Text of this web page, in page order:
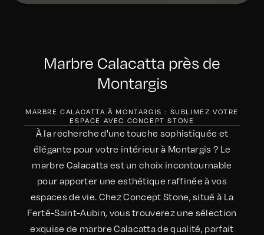
Marbre Calacatta près de
Montargis
MARBRE CALACATTA À MONTARGIS : SUBLIMEZ VOTRE
ESPACE AVEC CONCEPT STONE
À la recherche d'une touche sophistiquée et
élégante pour votre intérieur à Montargis ? Le
marbre Calacatta est un choix incontournable
pour apporter une esthétique raffinée à vos
espaces de vie. Chez Concept Stone, situé à La
Ferté-Saint-Aubin, vous trouverez une sélection
exquise de marbre Calacatta de qualité, parfait